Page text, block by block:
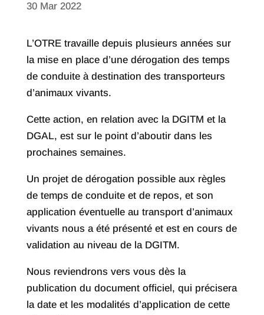
30 Mar 2022
L’OTRE travaille depuis plusieurs années sur
la mise en place d’une dérogation des temps
de conduite à destination des transporteurs
d’animaux vivants.
Cette action, en relation avec la DGITM et la
DGAL, est sur le point d’aboutir dans les
prochaines semaines.
Un projet de dérogation possible aux règles
de temps de conduite et de repos, et son
application éventuelle au transport d’animaux
vivants nous a été présenté et est en cours de
validation au niveau de la DGITM.
Nous reviendrons vers vous dès la
publication du document officiel, qui précisera
la date et les modalités d’application de cette